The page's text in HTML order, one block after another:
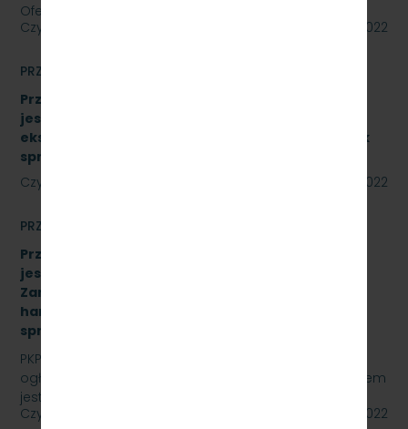
Oferty należy składać do dnia…
Czytaj dalej
27 lipca 2022
PRZETARGI
Przetarg nieograniczony, którego przedmiotem
jest sukcesywna dostawa materiałów
eksploatacyjnych do urządzeń drukujących. Znak
sprawy: SKMMU.086.34A.22
Czytaj dalej
22 lipca 2022
PRZETARGI
Przetarg nieograniczony, którego przedmiotem
jest „sukcesywna dostawa do siedziby
Zamawiającego – 9.525 szt. żeliwnych wstawek
hamulcowych z dylatacjami typu DO-B-380, znak
sprawy: SKMMU.086.42.22
PKP SZYBKA KOLEJ MIEJSKA W TRÓJMIEŚCIE Sp. z o.o.
ogłasza przetarg nieograniczony, którego przedmiotem
jest „sukcesywna dostawa do siedziby odbiorcy…
Czytaj dalej
22 lipca 2022